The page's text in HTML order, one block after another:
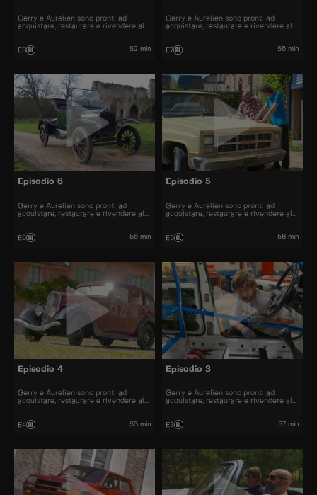
Gerry e Aurelien sono pronti ad
acquistare, restaurare e rivendere al
E8 52 min
Gerry e Aurelien sono pronti ad
acquistare, restaurare e rivendere al
E7 56 min
Episodio 6
Gerry e Aurelien sono pronti ad
acquistare, restaurare e rivendere al
E6 56 min
Episodio 5
Gerry e Aurelien sono pronti ad
acquistare, restaurare e rivendere al
E5 58 min
Episodio 4
Gerry e Aurelien sono pronti ad
acquistare, restaurare e rivendere al
E4 53 min
Episodio 3
Gerry e Aurelien sono pronti ad
acquistare, restaurare e rivendere al
E3 57 min